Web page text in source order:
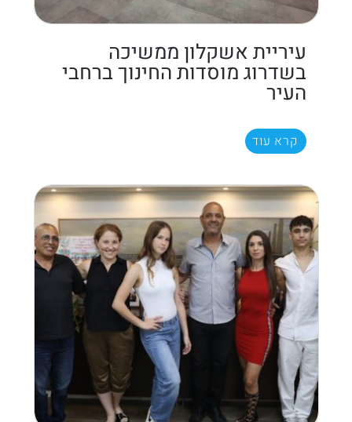
עיריית אשקלון ממשיכה
בשדרוג מוסדות החינוך ברחבי
העיר
קרא עוד